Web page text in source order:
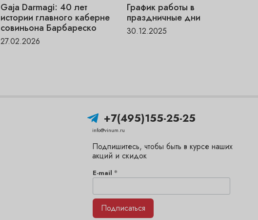
Gaja Darmagi: 40 лет
истории главного каберне
совиньона Барбареско
27.02.2026
График работы в
праздничные дни
30.12.2025
+7(495)155-25-25
info@vinum.ru
Подпишитесь, чтобы быть в курсе наших
акций и скидок
E-mail *
Подписаться